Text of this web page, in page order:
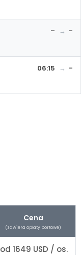
– –
06:15 –
Cena
(zawiera opłaty portowe)
od 1649 USD / os.